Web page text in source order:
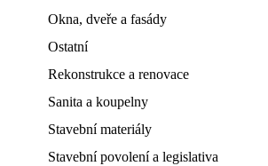
Okna, dveře a fasády
Ostatní
Rekonstrukce a renovace
Sanita a koupelny
Stavební materiály
Stavební povolení a legislativa